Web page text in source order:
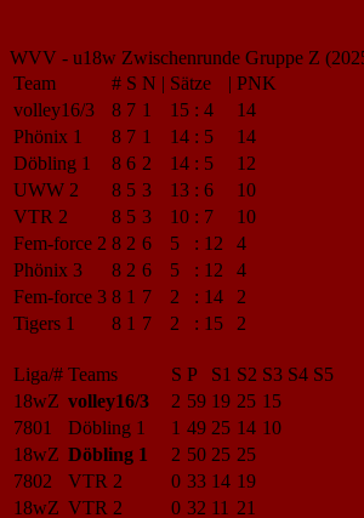
WVV - u18w Zwischenrunde Gruppe Z
Team
# S N | Sätze | PNK
volley16/3
8 7 1 15 : 4
14
Phönix 1
8 7 1 14 : 5
14
Döbling 1
8 6 2 14 : 5
12
UWW 2
8 5 3 13 : 6
10
VTR 2
8 5 3 10 : 7
10
Fem-force 2 8 2 6 5 : 12
4
Phönix 3
8 2 6 5 : 12
4
Fem-force 3 8 1 7 2 : 14
2
Tigers 1
8 1 7 2 : 15 2
Liga/# Teams S P S1 S2 S3 S4 S5
18wZ volley16/3 2 59 19 25 15
7801
Döbling 1 1 49 25 14 10
18wZ Döbling 1 2 50 25 25
7802
VTR 2 0 33 14 19
18wZ VTR 2 0 32 11 21